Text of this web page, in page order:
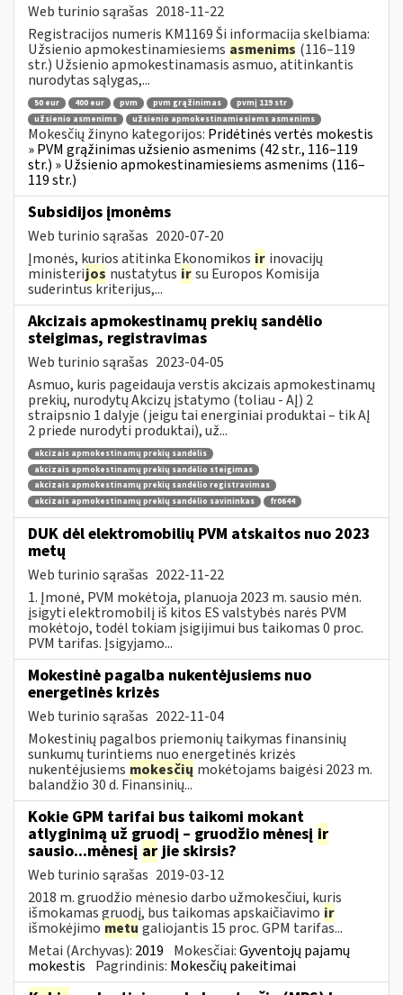
Web turinio sąrašas 2018-11-22
Registracijos numeris KM1169 Ši informacija skelbiama:
Užsienio apmokestinamiesiems asmenims (116–119
str.) Užsienio apmokestinamasis asmuo, atitinkantis
nurodytas sąlygas,...
50 eur 400 eur pvm pvm grąžinimas
pvmį 119 str
užsienio asmenims
užsienio apmokestinamiesiems asmenims
Mokesčių žinyno kategorijos: Pridėtinės vertės mokestis
» PVM grąžinimas užsienio asmenims (42 str., 116–119
str.) » Užsienio apmokestinamiesiems asmenims (116–
119 str.)
Subsidijos įmonėms
Web turinio sąrašas 2020-07-20
Įmonės, kurios atitinka Ekonomikos ir inovacijų
ministerijos nustatytus irsu Europos Komisija
suderintus kriterijus,...
Akcizais apmokestinamų prekių sandėlio
steigimas, registravimas
Web turinio sąrašas 2023-04-05
Asmuo, kuris pageidauja verstis akcizais apmokestinamų
prekių, nurodytų Akcizų įstatymo (toliau - AĮ) 2
straipsnio 1 dalyje (jeigu tai energiniai produktai – tik AĮ
2 priede nurodyti produktai), už...
akcizais apmokestinamų prekių sandėlis
akcizais apmokestinamų prekių sandėlio steigimas
akcizais apmokestinamų prekių sandėlio registravimas
akcizais apmokestinamų prekių sandėlio savininkas
fr0644
DUK dėl elektromobilių PVM atskaitos nuo 2023
metų
Web turinio sąrašas 2022-11-22
1. Įmonė, PVM mokėtoja, planuoja 2023 m. sausio mėn.
įsigyti elektromobilį iš kitos ES valstybės narės PVM
mokėtojo, todėl tokiam įsigijimui bus taikomas 0 proc.
PVM tarifas. Įsigyjamo...
Mokestinė pagalba nukentėjusiems nuo
energetinės krizės
Web turinio sąrašas 2022-11-04
Mokestinių pagalbos priemonių taikymas finansinių
sunkumų turintiems nuo energetinės krizės
nukentėjusiems mokesčių mokėtojams baigėsi 2023 m.
balandžio 30 d. Finansinių...
Kokie GPM tarifai bus taikomi mokant
atlyginimą už gruodį – gruodžio mėnesį ir
sausio...mėnesį arjie skirsis?
Web turinio sąrašas 2019-03-12
2018 m. gruodžio mėnesio darbo užmokesčiui, kuris
išmokamas gruodį, bus taikomas apskaičiavimo ir
išmokėjimo metu galiojantis 15 proc. GPM tarifas...
Metai (Archyvas): 2019 Mokesčiai:Gyventojų pajamų
mokestis Pagrindinis: Mokesčių pakeitimai